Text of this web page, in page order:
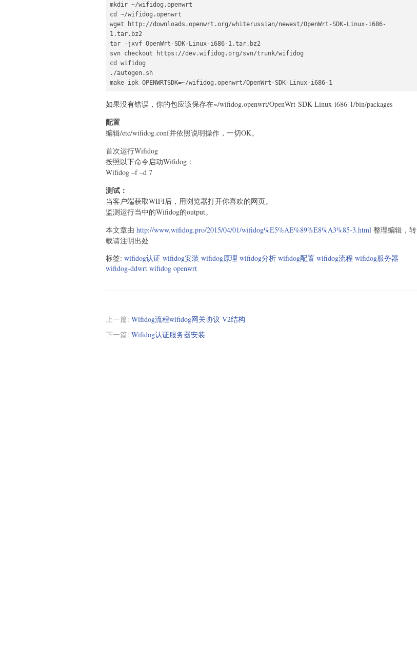
mkdir ~/wifidog.openwrt
cd ~/wifidog.openwrt
wget http://downloads.openwrt.org/whiterussian/newest/OpenWrt-SDK-Linux-i686-
1.tar.bz2
tar -jxvf OpenWrt-SDK-Linux-i686-1.tar.bz2
svn checkout https://dev.wifidog.org/svn/trunk/wifidog
cd wifidog
./autogen.sh
如果没有错误，你的包应该保存在~/wifidog.openwrt/OpenWrt-SDK-Linux-i686-1/bin/packages
配置
编辑/etc/wifidog.conf并依照说明操作，一切OK。
首次运行Wifidog
按照以下命令启动Wifidog：
Wifidog –f –d 7
测试：
当客户端获取WIFI后，用浏览器打开你喜欢的网页。
监测运行当中的Wifidog的output。
本文章由 http://www.wifidog.pro/2015/04/01/wifidog%E5%AE%89%E8%A3%85-3.html 整理编辑，转
载请注明出处
标签: wifidog认证 wifidog安装 wifidog原理 wifidog分析 wifidog配置 wifidog流程 wifidog服务器
wifidog-ddwrt wifidog openwrt
上一篇: Wifidog流程wifidog网关协议 V2结构
下一篇: Wifidog认证服务器安装